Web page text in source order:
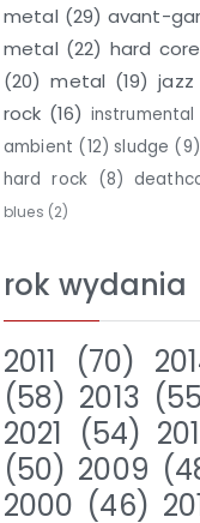
metal (29) avant-
metal (22) hard core
(20) metal (19) jazz
rock (16) instrumental
ambient (12) sludge (9)
hard rock (8)
blues (2)
rok wydania
2011
(70)
(58) 2013
2021 (54)
(50) 2009
2000 (46)